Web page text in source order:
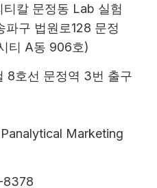
칼 문정동 Lab 실험
파구 법원로128 문정
티 A동 906호)
8호선 문정역 3번 출구
Marketing
8378